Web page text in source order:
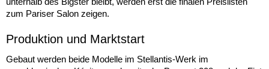
zum Pariser Salon zeigen.
Produktion und Marktstart
Gebaut werden beide Modelle im Stellantis-Werk im